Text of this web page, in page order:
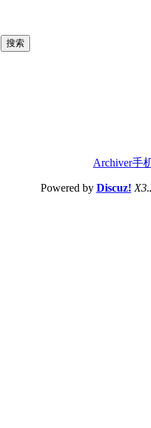
搜索
Archiver手
Powered by Discuz!